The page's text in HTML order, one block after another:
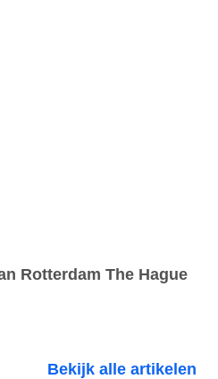
Rotterdam The Hague
Bekijk alle artikelen